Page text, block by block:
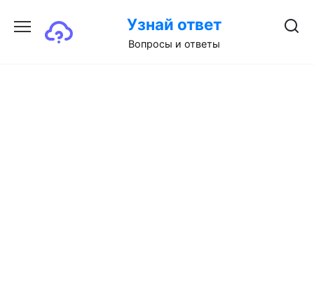
содержанию
Узнай ответ
Вопросы и ответы